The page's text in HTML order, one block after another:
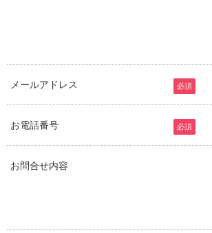
メールアドレス 必須
お電話番号 必須
お問合せ内容